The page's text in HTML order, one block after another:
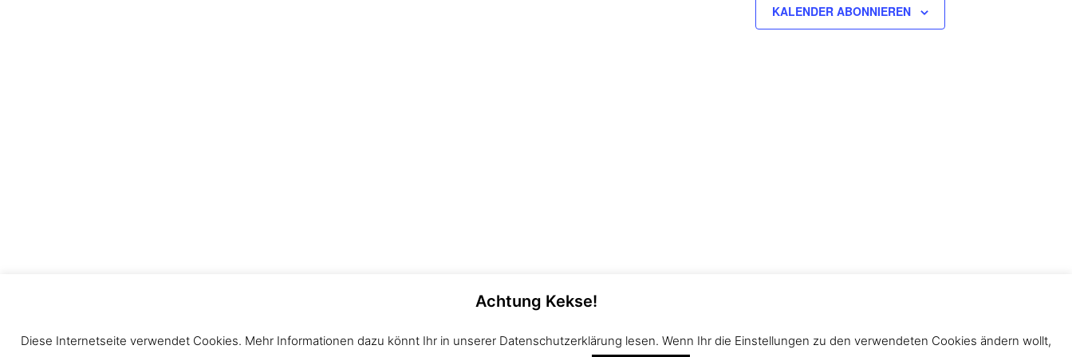
KALENDER ABONNIEREN
Mitglied imWürttembergischen Landessportbund e.V. (WLSB)und imWürttembergischen Schützenverband 1850 e.V. (WSV)
Achtung Kekse!
Diese Internetseite verwendet Cookies. Mehr Informationen dazu könnt Ihr in unserer Datenschutzerklärung lesen. Wenn Ihr die Einstellungen zu den verwendeten Cookies ändern wollt,